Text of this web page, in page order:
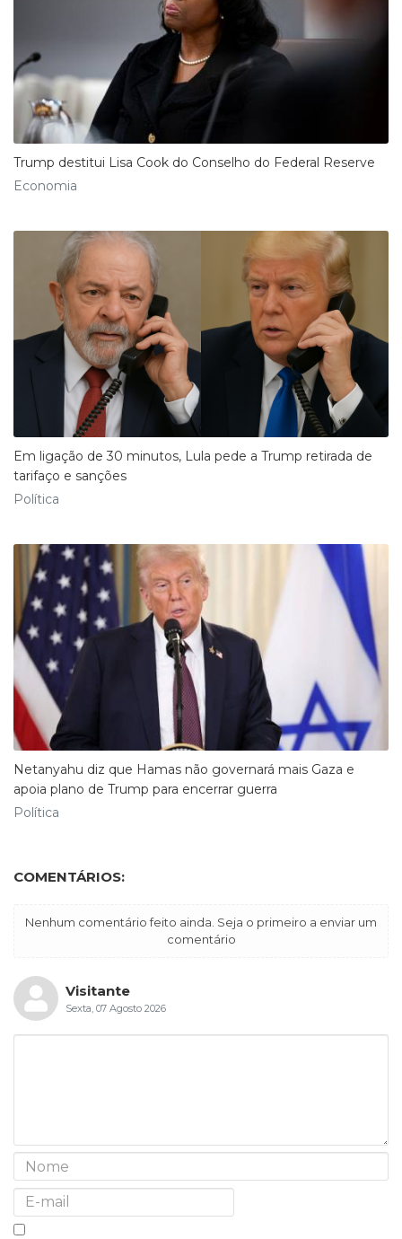
Trump destitui Lisa Cook do Conselho do Federal Reserve
Economia
Em ligação de 30 minutos, Lula pede a Trump retirada de
tarifaço e sanções
Política
Netanyahu diz que Hamas não governará mais Gaza e
apoia plano de Trump para encerrar guerra
Política
COMENTÁRIOS:
Nenhum comentário feito ainda. Seja o primeiro a enviar um
comentário
Visitante
Sexta, 07 Agosto 2026